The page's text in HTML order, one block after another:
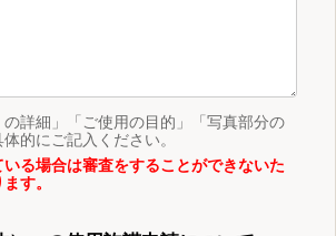
詳細」「ご使用の目的」「写真部分の
的にご記入ください。
る場合は審査をすることができないた
す。